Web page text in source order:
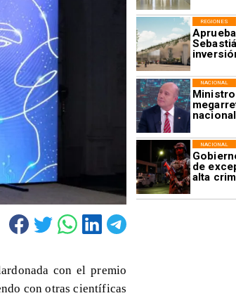
REGIONES
NACIONAL
de
alta
NACIONAL
con el premio
con otras científicas